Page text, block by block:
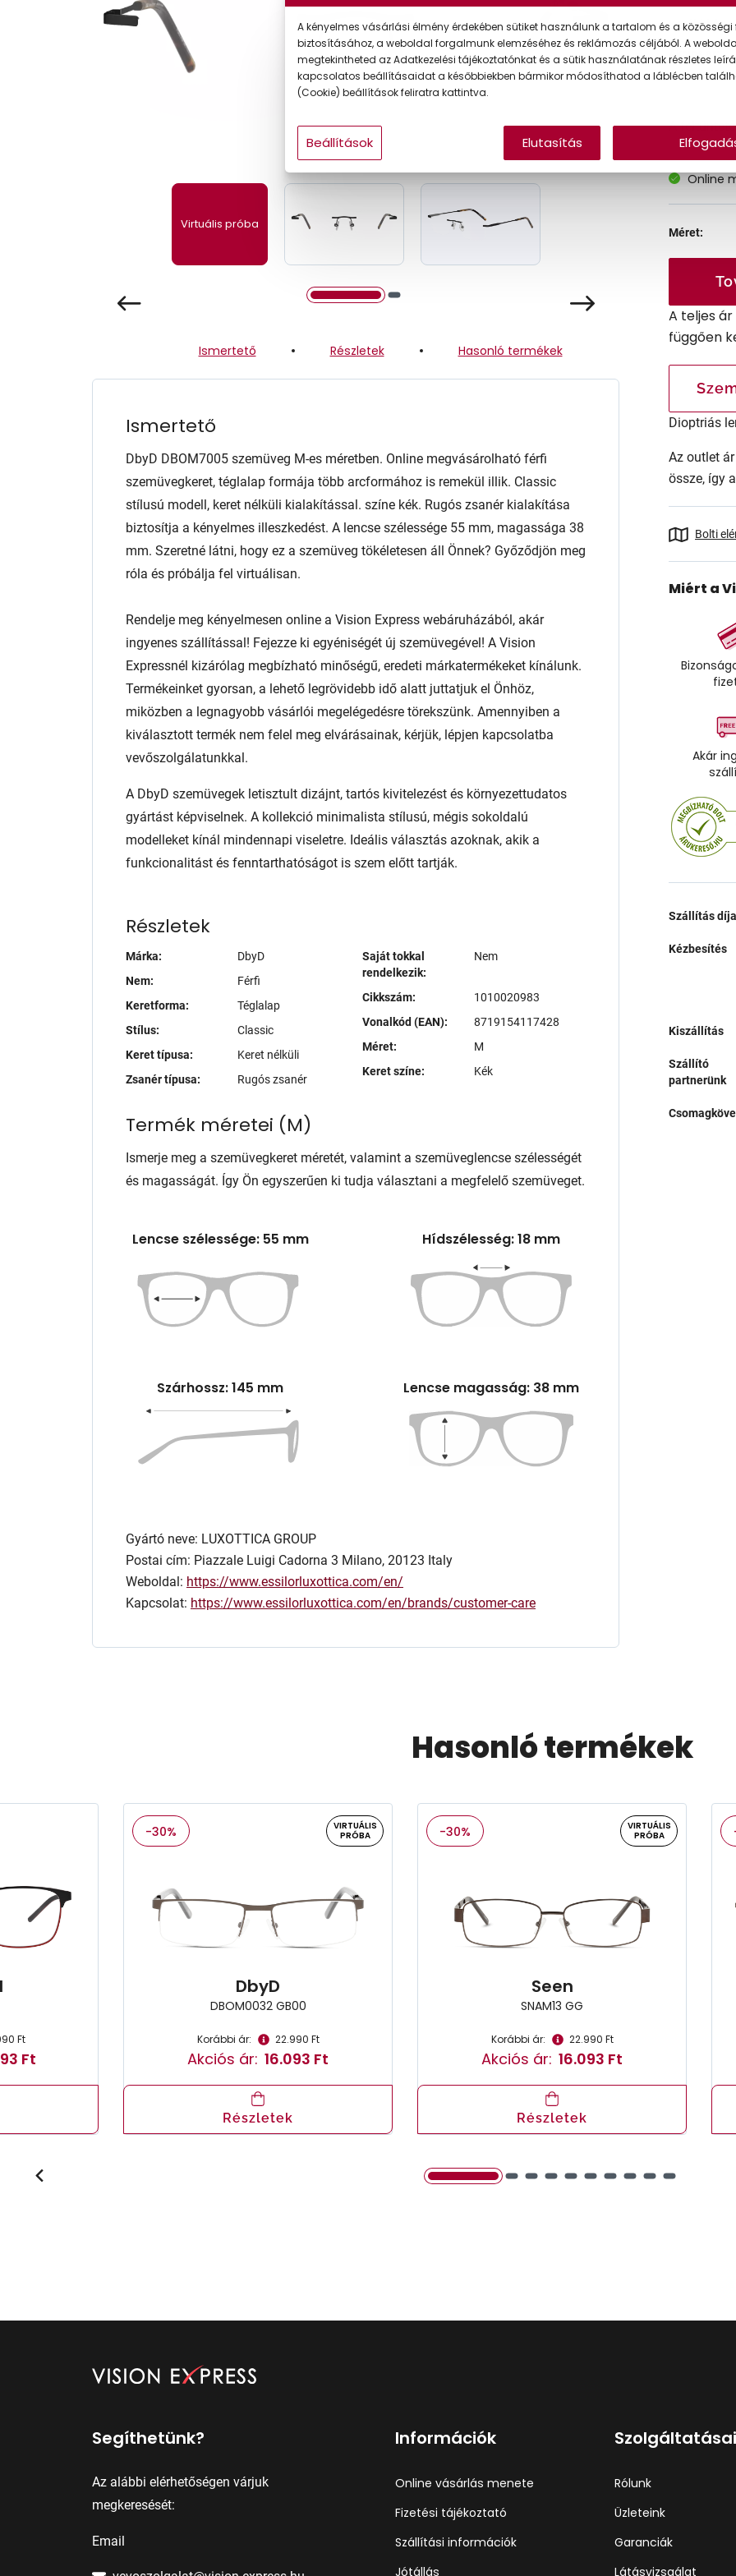
Gyermek
Virtuális próba
Ismertető Részletek Hasonló termékek
Ismertető
DbyD DBOM7005 szemüveg M-es méretben. Online megvásárolható férfi
szemüvegkeret, téglalap formája több arcformához is remekül illik. Classic
stílusú modell, keret nélküli kialakítással. színe kék. Rugós zsanér kialakítása
biztosítja a kényelmes illeszkedést. A lencse szélessége 55 mm, magassága 38
mm. Szeretné látni, hogy ez a szemüveg tökéletesen áll Önnek? Győződjön meg
róla és próbálja fel virtuálisan.
Rendelje meg kényelmesen online a Vision Express webáruházából, akár
ingyenes szállítással! Fejezze ki egyéniségét új szemüvegével! A Vision
Expressnél kizárólag megbízható minőségű, eredeti márkatermékeket kínálunk.
Termékeinket gyorsan, a lehető legrövidebb idő alatt juttatjuk el Önhöz,
miközben a legnagyobb vásárlói megelégedésre törekszünk. Amennyiben a
kiválasztott termék nem felel meg elvárásainak, kérjük, lépjen kapcsolatba
vevőszolgálatunkkal.
A DbyD szemüvegek letisztult dizájnt, tartós kivitelezést és környezettudatos
gyártást képviselnek. A kollekció minimalista stílusú, mégis sokoldalú
modelleket kínál mindennapi viseletre. Ideális választás azoknak, akik a
funkcionalitást és fenntarthatóságot is szem előtt tartják.
Részletek
Márka:
DbyD
Nem:
Férfi
Keretforma:
Téglalap
Stílus:
Classic
Keret típusa:
Keret nélküli
Zsanér típusa:
Rugós zsanér
Saját tokkal
rendelkezik:
Nem
Cikkszám:
1010020983
Vonalkód (EAN):
8719154117428
Méret:
M
Keret színe:
Kék
Termék méretei (M)
Ismerje meg a szemüvegkeret méretét, valamint a szemüveglencse szélességét
és magasságát. Így Ön egyszerűen ki tudja választani a megfelelő szemüveget.
Lencse szélessége: 55 mm Hídszélesség: 18 mm
Szárhossz: 145 mm Lencse magasság: 38 mm
Gyártó neve: LUXOTTICA GROUP
Postai cím: Piazzale Luigi Cadorna 3 Milano, 20123 Italy
Weboldal: https://www.essilorluxottica.com/en/
Kapcsolat: https://www.essilorluxottica.com/en/brands/customer-care
Korábbi ár:
Akciós ár:
A
Online
Méret:
A teljes
függően
Dioptriás
Az outlet
össze, így
Bolti
Miért a
Akár
Szállítás díja
Kézbesítés
Kiszállítás
Szállító
partnerünk
Hasonló termékek
Ft
Ft
-30%
VIRTUÁLIS
PRÓBA
DbyD
DBOM0032 GB00
Korábbi ár: 22.990 Ft
Akciós ár: 16.093 Ft
Részletek
-30%
VIRTUÁLIS
PRÓBA
Seen
SNAM13 GG
Korábbi ár: 22.990 Ft
Akciós ár: 16.093 Ft
Részletek
Segíthetünk?
Az alábbi elérhetőségen várjuk
megkeresését:
Email
Információk
Online vásárlás menete
Fizetési tájékoztató
Szállítási információk
Jótállás
Rólunk
Üzleteink
Garanciák
Látásvizsgálat
A kényelmes vásárlási élmény érdekében sütiket használunk a tartalom és a közösségi
biztosításához, a weboldal forgalmunk elemzéséhez és reklámozás céljából. A
megtekintheted az Adatkezelési tájékoztatónkat és a sütik használatának részletes
kapcsolatos beállításaidat a későbbiekben bármikor módosíthatod a láblécben
(Cookie) beállítások feliratra kattintva.
Beállítások Elutasítás